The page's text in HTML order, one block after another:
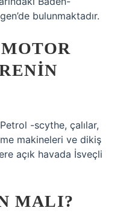
bulunmaktadır.
-scythe, çalılar,
makineleri ve dikiş
açık havada İsveçli
MALI?